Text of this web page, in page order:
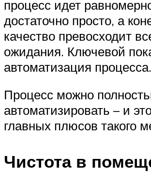
процесс идет
достаточно просто, а
качество превосходит
ожидания. Ключевой
автоматизация процесса.
Процесс можно
автоматизировать – и
главных плюсов такого
Чистота в